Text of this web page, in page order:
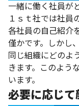
一緒に働く社員が
１ｓｔ社では社員
各社員の自己紹介
僅かです。しかし
同じ組織にどのよ
きます。このよう
います。
必要に応じ